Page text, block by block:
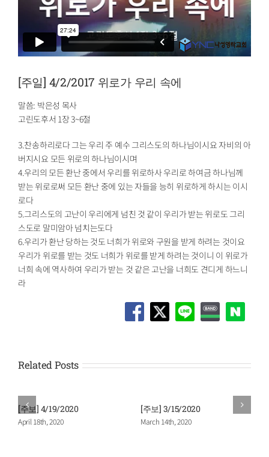
[주일] 4/2/2017 위로가 우리 속에
말씀: 박은성 목사
고린도후서 1장 3~6절
3.찬송하리로다 그는 우리 주 예수 그리스도의 하나님이시요 자비의 아
버지시요 모든 위로의 하나님이시며
4.우리의 모든 환난 중에서 우리를 위로하사 우리로 하여금 하나님께
받는 위로로써 모든 환난 중에 있는 자들을 능히 위로하게 하시는 이시
로다
5.그리스도의 고난이 우리에게 넘친 것 같이 우리가 받는 위로도 그리
스도로 말미암아 넘치는도다
6.우리가 환난 당하는 것도 너희가 위로와 구원을 받게 하려는 것이요
우리가 위로를 받는 것도 너희가 위로를 받게 하려는 것이니 이 위로가
너희 속에 역사하여 우리가 받는 것 같은 고난을 너희도 견디게 하느니
라
Related Posts
[주보] 4/19/2020
April 18th, 2020
[주보] 3/15/2020
March 14th, 2020